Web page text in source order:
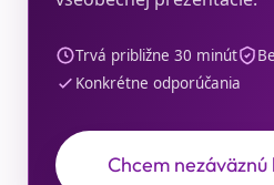
Trvá približne 30 minút
Konkrétne odporúčania
Chcem